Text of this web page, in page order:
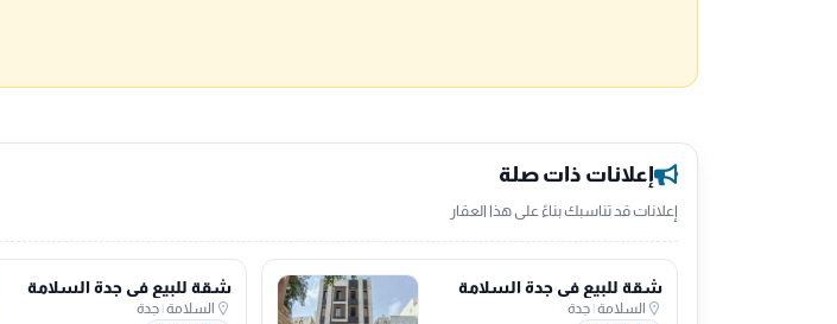
إعلانات ذات صلة
إعلانات قد تناسبك بناءً على هذا العقار
شقة للبيع في جدة السلامة
السلامة| جدة
شقة للبيع في جدة السلامة
السلامة| جدة